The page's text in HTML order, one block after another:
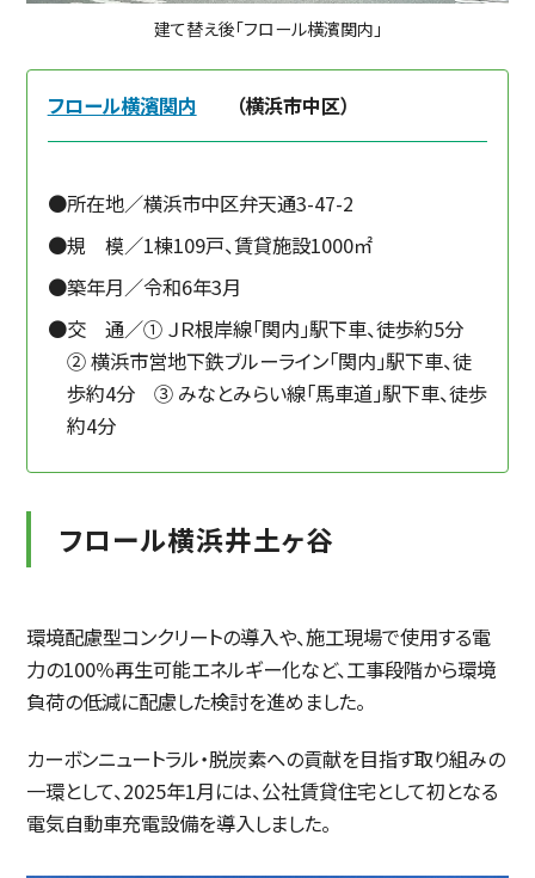
建て替え後「フロール横濱関内」
フロール横濱関内 （横浜市中区）
所在地／横浜市中区弁天通3-47-2
規 模／1棟109戸、賃貸施設1000㎡
築年月／令和6年3月
交 通／① ＪＲ根岸線「関内」駅下車、徒歩約5分
② 横浜市営地下鉄ブルーライン「関内」駅下車、徒
歩約4分 ③ みなとみらい線「馬車道」駅下車、徒歩
約4分
フロール横浜井土ヶ谷
環境配慮型コンクリートの導入や、施工現場で使用する電
力の100％再生可能エネルギー化など、工事段階から環境
負荷の低減に配慮した検討を進めました。
カーボンニュートラル・脱炭素への貢献を目指す取り組みの
一環として、2025年1月には、公社賃貸住宅として初となる
電気自動車充電設備を導入しました。